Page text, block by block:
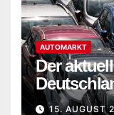
AUTOMARKT
Der
15. AUGUST